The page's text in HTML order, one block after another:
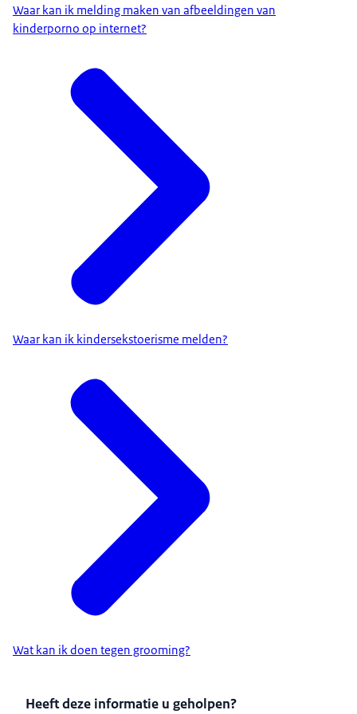
Ik zie natuurlijk heel veel afbeeldingen met de
daar gebeurd op het plaatje.
Het daadwerkelijke misbruik.
Maar vooral naar de puzzelstukjes die daar
omheen verborgen zitten.
Dat kan al een radiocommercial zijn, die je op de
achtergrond van een filmpje hoort.
Of een krant die ergens open ligt.
Die ons kunnen leiden naar een verdachte en
eventuele slachtoffers.
Op het moment dat je merkt van: 'goh, dit gaat me
nu echt wel wat doen.'
En gelukkig hebben we binnen mijn team zo'n
Dus als iemand al heel lang in deze ruimte zit en al
heel lang met het onderzoek bezig is dan komt er
altijd wel iemand zeggen: 'Joh, gaat het nog?'
En: 'Kom er even uit, dan gaan we gewoon even
gezellig kletsen met een bakkie erbij.'
En dan even over iets totaal anders dan het werk.
Om het gewoon maar eventjes los te kunnen laten.
Maar ook alleen al een rondje lopen met mijn
hond gewoon lekker buiten in de buitenlucht,
gewoon even je hoofd helemaal leeg maken.
Ja, dat is wel iets wat ik heel belangrijk vind.
Want ik weet niet of ik het anders zou kunnen
eventjes alles wat er op werk is gebeurd de revue te
Waar kan ik melding maken van afbeeldingen van
kinderporno op internet?
Waar kan ik kindersekstoerisme melden?
Wat kan ik doen tegen grooming?
Heeft deze informatie u geholpen?